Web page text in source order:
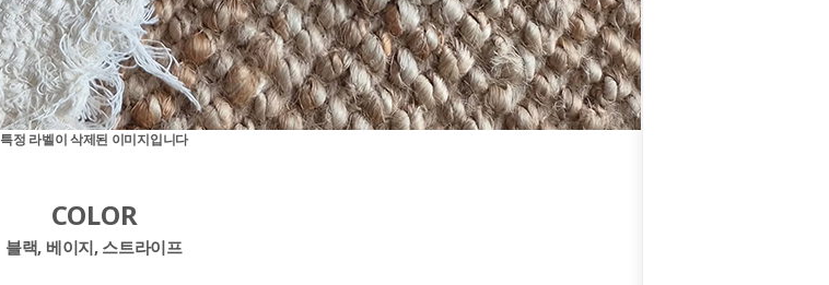
특정 라벨이 삭제된 이미지입니다
COLOR
블랙, 베이지, 스트라이프